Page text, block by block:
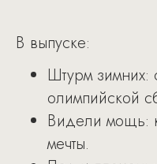
В выпуске:
Штурм зимних:
олимпийской
Видели мощь:
мечты.